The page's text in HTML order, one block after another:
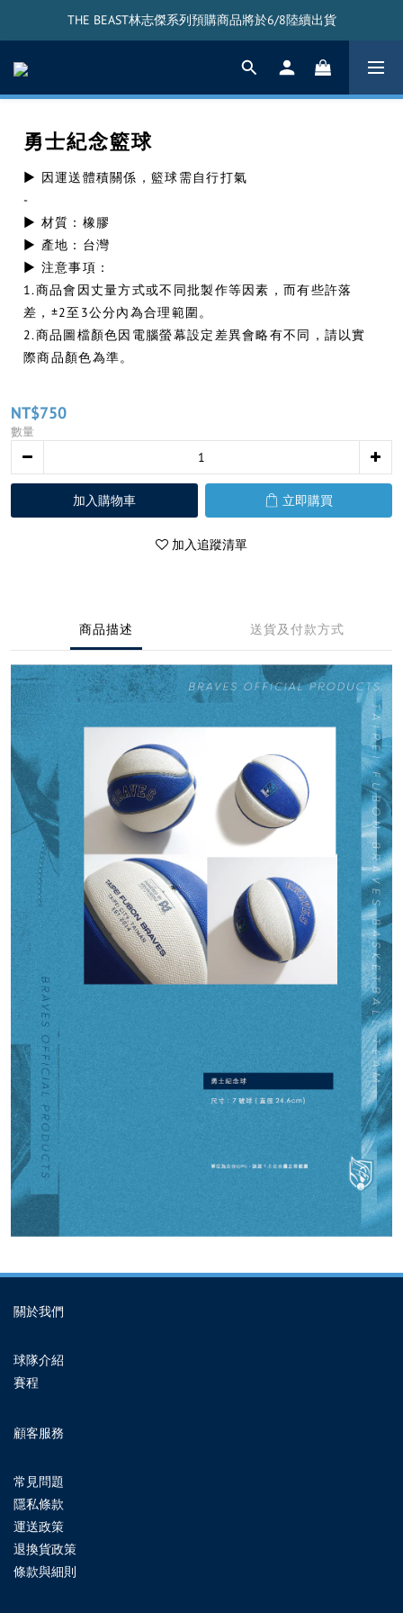
THE BEAST林志傑系列預購商品將於6/8陸續出貨
THE BEAST林志傑系列預購商品將於6/8陸續出貨
THE BEAST搖頭公仔將於5/20陸續出貨
THE BEAST林志傑系列預購商品將於6/8陸續出貨
勇士紀念籃球
▶ 因運送體積關係，籃球需自行打氣
-
▶ 材質：橡膠
▶ 產地：台灣
▶ 注意事項：
1.商品會因丈量方式或不同批製作等因素，而有些許落
差，±2至3公分內為合理範圍。
2.商品圖檔顏色因電腦螢幕設定差異會略有不同，請以實
際商品顏色為準。
NT$750
數量
加入購物車 立即購買
加入追蹤清單
商品描述 送貨及付款方式
關於我們
球隊介紹
賽程
顧客服務
常見問題
隱私條款
運送政策
退換貨政策
條款與細則